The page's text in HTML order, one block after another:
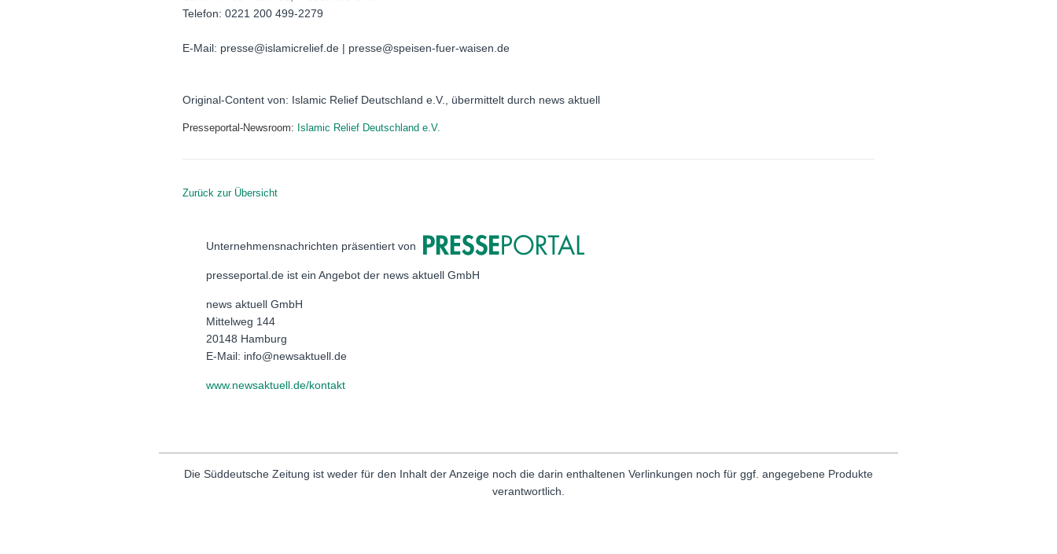
Telefon: 0221 200 499-2279
E-Mail: presse@islamicrelief.de | presse@speisen-fuer-waisen.de
Original-Content von: Islamic Relief Deutschland e.V., übermittelt durch news aktuell
Presseportal-Newsroom: Islamic Relief Deutschland e.V.
Zurück zur Übersicht
Unternehmensnachrichten präsentiert von
presseportal.de ist ein Angebot der news aktuell GmbH
news aktuell GmbH
Mittelweg 144
20148 Hamburg
E-Mail: info@newsaktuell.de
www.newsaktuell.de/kontakt
Die Süddeutsche Zeitung ist weder für den Inhalt der Anzeige noch die darin enthaltenen Verlinkungen noch für ggf. angegebene Produkte
verantwortlich.